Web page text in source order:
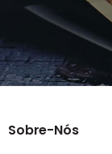
Sobre-Nós